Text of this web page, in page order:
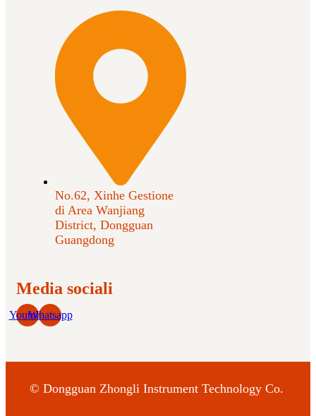
No.62, Xinhe Gestione
di Area Wanjiang
District, Dongguan
Guangdong
Media sociali
YoutubeWhatsapp
© Dongguan Zhongli Instrument Technology Co.